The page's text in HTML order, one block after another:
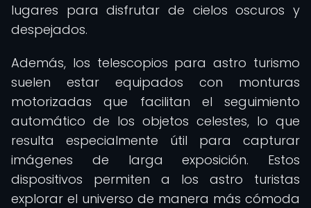
lugares para disfrutar de cielos oscuros y
despejados.
Además, los telescopios para astro turismo
suelen estar equipados con monturas
motorizadas que facilitan el seguimiento
automático de los objetos celestes, lo que
resulta especialmente útil para capturar
imágenes de larga exposición. Estos
dispositivos permiten a los astro turistas
explorar el universo de manera más cómoda